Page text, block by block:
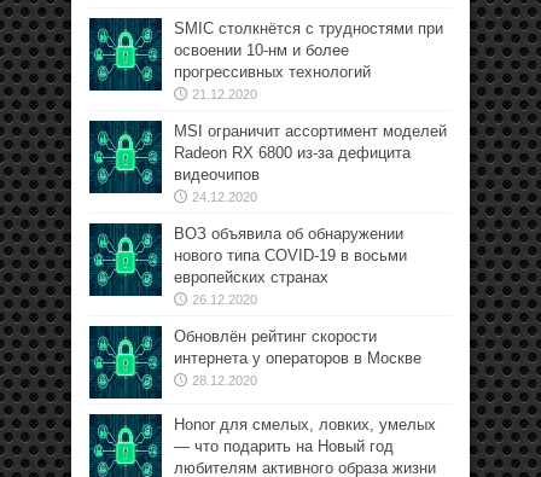
SMIC столкнётся с трудностями при
освоении 10-нм и более
прогрессивных технологий
21.12.2020
MSI ограничит ассортимент моделей
Radeon RX 6800 из-за дефицита
видеочипов
24.12.2020
ВОЗ объявила об обнаружении
нового типа COVID-19 в восьми
европейских странах
26.12.2020
Обновлён рейтинг скорости
интернета у операторов в Москве
28.12.2020
Honor для смелых, ловких, умелых
— что подарить на Новый год
любителям активного образа жизни